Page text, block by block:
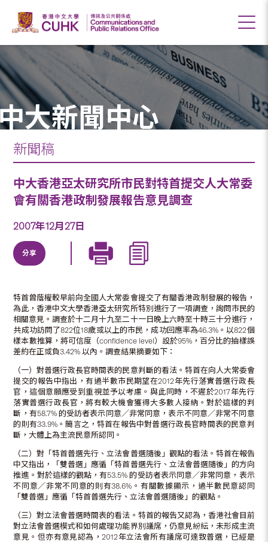
大新聞中心
新聞稿
中大香港亞太研究所市民對特首提交人大常委
會有關香港政制發展報告意見調查
2007年12月27日
分享
特首曾蔭權較早前向全國人大常委會提交了有關香港政制發展的報告，
為此，香港中文大學香港亞太研究所特別進行了一項調查，詢問市民的
相關意見。調查於十二月十九至二十一日晚上六時至十時三十分進行，
共成功訪問了822位18歲或以上的市民，成功回應率為46.3%。以822個
樣本數推算，將可信度（confidence level）設於95%，百分比的抽樣誤
差約在正或負3.42% 以內。調查結果摘要如下：
（一）對普選行政長官時間表的民意判斷的看法。特首在向人大常委會
提交的報告中指出，有過半數市民期望在2012年先行落實普選行政長
官，這個意願應受到重視並予以考慮。與此同時，不遲於2017年先行
落實普選行政長官，將有較大機會獲得大多數人接納。對於這樣的判
斷，有58.7% 的受訪者表示同意／非常同意，表示不同意／非常不同意
的則有33.9%。簡言之，特首在報告中對普選行政長官時間表的民意判
斷，大體上為主流民意所認同。
（二）對「特首普選先行、立法會普選隨後」觀點的看法。特首在報告
中又指出，「雙普選」應循「特首普選先行、立法會普選隨後」的方向
推進。對於這樣的觀點，有53.5% 的受訪者表示同意／非常同意，表示
不同意／非常不同意的則有38.6%。有關數據顯示，過半數民意認同
「雙普選」應循「特首普選先行、立法會普選隨後」的觀點。
（三）對立法會普選時間表的看法。特首的報告又認為，香港社會目前
對立法會普選模式和如何處理功能界別議席，仍意見紛紜，未形成主流
意見。但亦有意見認為，2012年立法會所有議席可達致普選，已經是